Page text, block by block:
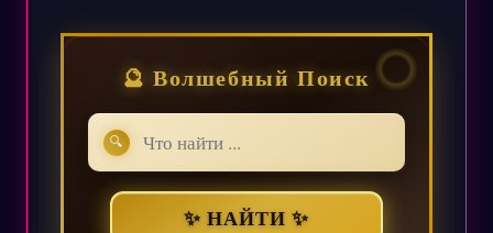
🔮 Волшебный Поиск
🔍
✨ НАЙТИ ✨